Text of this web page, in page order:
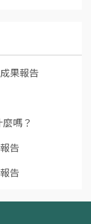
果報告
嗎？
告
告